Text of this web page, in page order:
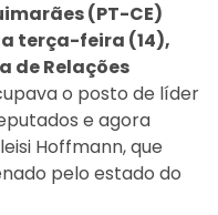
(PT-CE)
terça-feira (14),
de Relações
o posto de líder
e agora
Hoffmann, que
pelo estado do